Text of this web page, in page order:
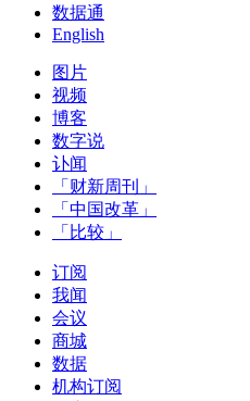
数据通
English
图片
视频
博客
数字说
讣闻
「财新周刊」
「中国改革」
「比较」
订阅
我闻
会议
商城
数据
机构订阅